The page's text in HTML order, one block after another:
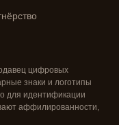
цифровых
знаки и логотипы
для идентификации
аффилированности,